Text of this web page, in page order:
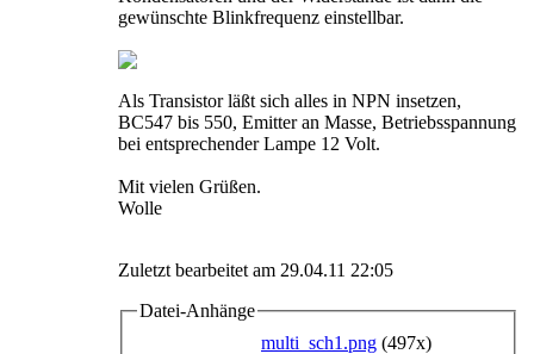
gewünschte Blinkfrequenz einstellbar.
Als Transistor läßt sich alles in NPN insetzen,
BC547 bis 550, Emitter an Masse, Betriebsspannung
bei entsprechender Lampe 12 Volt.
Mit vielen Grüßen.
Wolle
Zuletzt bearbeitet am 29.04.11 22:05
Datei-Anhänge
multi_sch1.png (497x)